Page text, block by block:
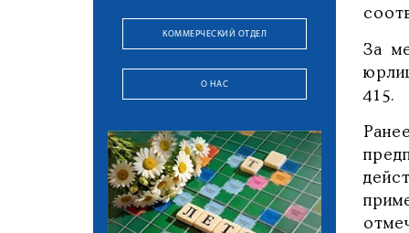
КОММЕРЧЕСКИЙ ОТДЕЛ
О НАС
За
415.